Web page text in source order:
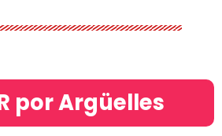
por Argüelles​